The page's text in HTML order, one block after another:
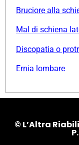
Bruciore alla
Mal di schiena
Discopatia o
Ernia lombare
© L’Altra